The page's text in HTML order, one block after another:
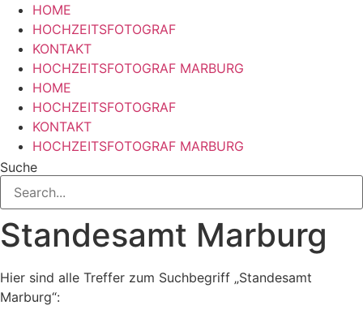
HOME
HOCHZEITSFOTOGRAF
KONTAKT
HOCHZEITSFOTOGRAF MARBURG
HOME
HOCHZEITSFOTOGRAF
KONTAKT
HOCHZEITSFOTOGRAF MARBURG
Suche
Standesamt Marburg
Hier sind alle Treffer zum Suchbegriff „Standesamt
Marburg“: